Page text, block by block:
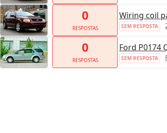
0
RESPOSTAS
Wiring coil
SEM RESPOSTA
0
RESPOSTAS
Ford P0174
SEM RESPOSTA